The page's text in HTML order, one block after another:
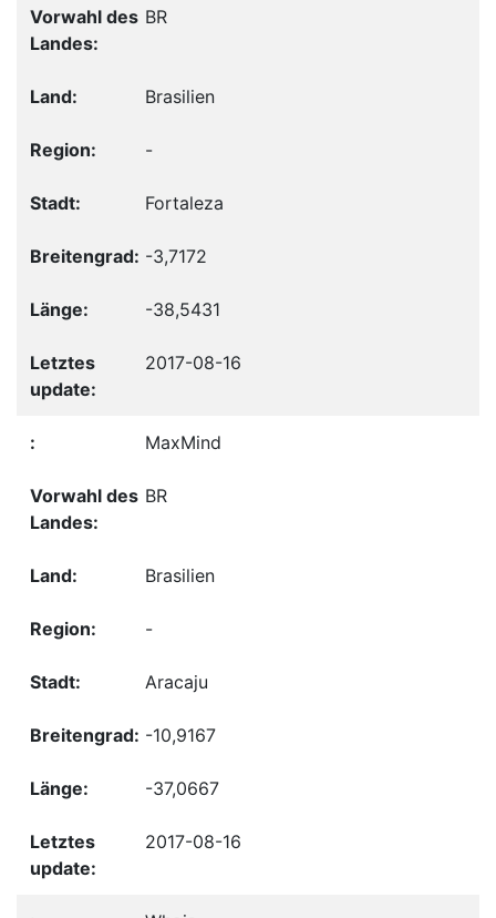
BR
Brasilien
-
Fortaleza
-3,7172
-38,5431
2017-08-16
MaxMind
BR
Brasilien
-
Aracaju
-10,9167
-37,0667
2017-08-16